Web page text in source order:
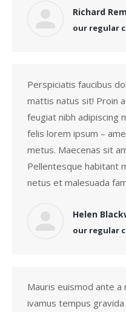
Richard
our regular
Perspiciatis faucibus
mattis natus sit! Proin
feugiat nibh adipiscing
felis lorem ipsum –
metus. Maecenas sit
Pellentesque habitant
netus et malesuada
Helen
our regular
Mauris euismod ante a
ivamus tempus